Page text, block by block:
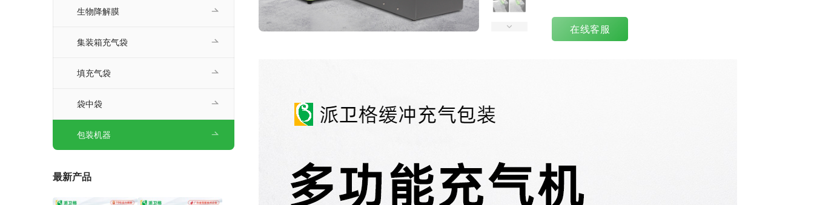
在线客服
生物降解膜
集装箱充气袋
填充气袋
袋中袋
包装机器
最新产品